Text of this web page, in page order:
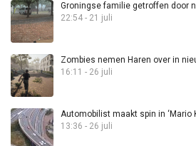
Groningse familie getroffen door
22:54 - 21 juli
Zombies nemen Haren over in
16:11 - 26 juli
Automobilist maakt spin in ‘Mario
13:36 - 26 juli